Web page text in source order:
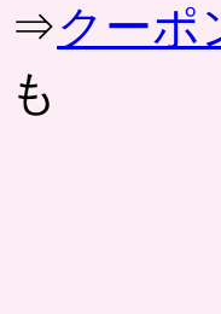
⇒クーポ
も